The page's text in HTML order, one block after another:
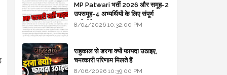
MP Patwari भर्ती 2026 और समूह-2
उपसमूह-4 अभ्यर्थियों के लिए संपूर्ण
मार्गदर्शिका
8/04/2026 10:32:00 PM
राहुकाल से डरना क्यों फायदा उठाइए,
चमत्कारी परिणाम मिलते हैं
8/06/2026 10:39:00 PM